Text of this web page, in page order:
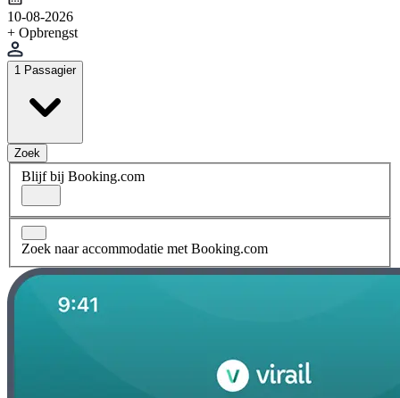
10-08-2026
+ Opbrengst
1 Passagier
Zoek
Blijf bij Booking.com
Zoek naar accommodatie met Booking.com